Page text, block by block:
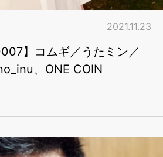
2021.11.23
】コムギ／うたミン／
、ONE COIN